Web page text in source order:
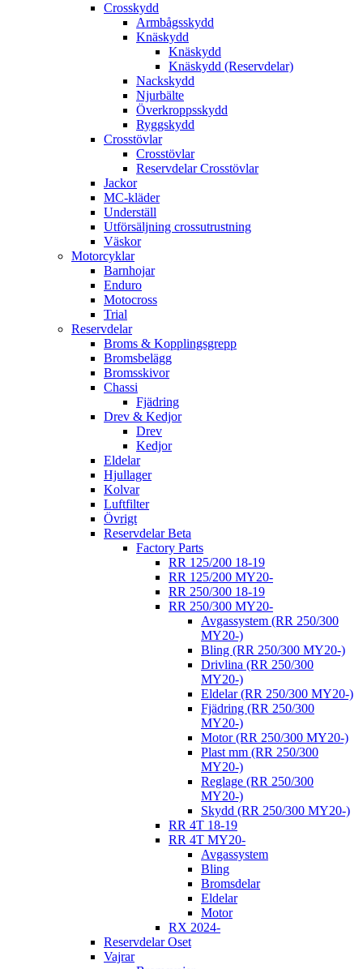
Crosskydd
Armbågsskydd
Knäskydd
Knäskydd
Knäskydd (Reservdelar)
Nackskydd
Njurbälte
Överkroppsskydd
Ryggskydd
Crosstövlar
Crosstövlar
Reservdelar Crosstövlar
Jackor
MC-kläder
Underställ
Utförsäljning crossutrustning
Väskor
Motorcyklar
Barnhojar
Enduro
Motocross
Trial
Reservdelar
Broms & Kopplingsgrepp
Bromsbelägg
Bromsskivor
Chassi
Fjädring
Drev & Kedjor
Drev
Kedjor
Eldelar
Hjullager
Kolvar
Luftfilter
Övrigt
Reservdelar Beta
Factory Parts
RR 125/200 18-19
RR 125/200 MY20-
RR 250/300 18-19
RR 250/300 MY20-
Avgassystem (RR 250/300
MY20-)
Bling (RR 250/300 MY20-)
Drivlina (RR 250/300
MY20-)
Eldelar (RR 250/300 MY20-)
Fjädring (RR 250/300
MY20-)
Motor (RR 250/300 MY20-)
Plast mm (RR 250/300
MY20-)
Reglage (RR 250/300
MY20-)
Skydd (RR 250/300 MY20-)
RR 4T 18-19
RR 4T MY20-
Avgassystem
Bling
Bromsdelar
Eldelar
Motor
RX 2024-
Reservdelar Oset
Vajrar